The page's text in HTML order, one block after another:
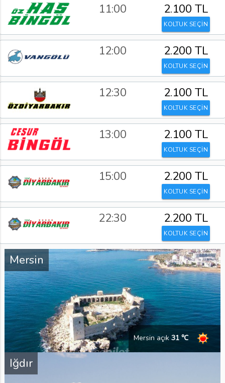
11:00 2.100 TL
KOLTUK SEÇİN
12:00 2.200 TL
KOLTUK SEÇİN
12:30 2.100 TL
KOLTUK SEÇİN
13:00 2.100 TL
KOLTUK SEÇİN
15:00 2.200 TL
KOLTUK SEÇİN
22:30 2.200 TL
KOLTUK SEÇİN
Mersin
Mersin açık31 ℃
Iğdır